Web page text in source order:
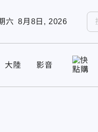
六 8月8日, 2026
大陸 影音